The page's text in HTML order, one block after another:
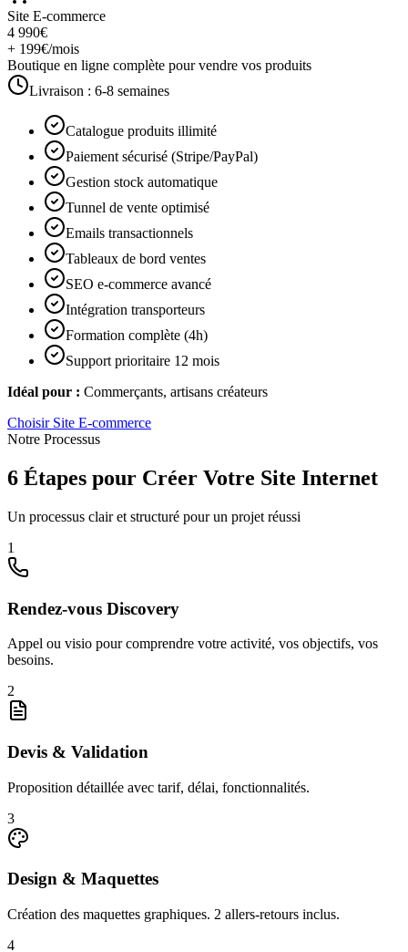
Site E-commerce
4 990€
+ 199€/mois
Boutique en ligne complète pour vendre vos produits
Livraison : 6-8 semaines
Catalogue produits illimité
Paiement sécurisé (Stripe/PayPal)
Gestion stock automatique
Tunnel de vente optimisé
Emails transactionnels
Tableaux de bord ventes
SEO e-commerce avancé
Intégration transporteurs
Formation complète (4h)
Support prioritaire 12 mois
Idéal pour : Commerçants, artisans créateurs
Choisir Site E-commerce
Notre Processus
6 Étapes pour Créer Votre Site Internet
Un processus clair et structuré pour un projet réussi
1
Rendez-vous Discovery
Appel ou visio pour comprendre votre activité, vos objectifs, vos
besoins.
2
Devis & Validation
Proposition détaillée avec tarif, délai, fonctionnalités.
3
Design & Maquettes
Création des maquettes graphiques. 2 allers-retours inclus.
4